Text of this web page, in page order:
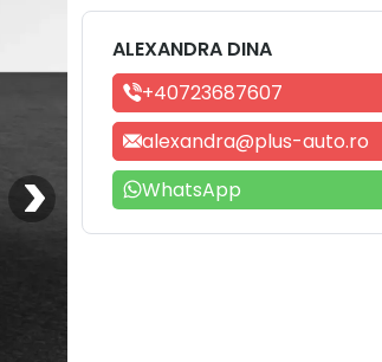
ALEXANDRA DINA
+40723687607
alexandra@plus-auto.ro
WhatsApp